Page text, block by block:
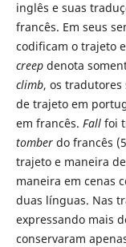
inglês e suas
francês. Em seus
codificam o trajeto
creepdenota
climb, os
de trajeto em
em francês. Fallfoi
tomberdo francês
trajeto e maneira
maneira em cenas
duas línguas. Nas
expressando mais
conservaram